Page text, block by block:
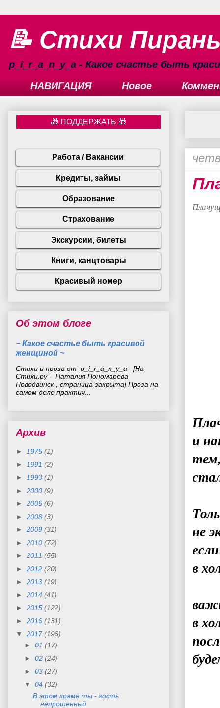
📝 Стихи
p_i_r_a_n_y_a - Какое счастье быть
НАВИГАЦИЯ
Новое
и
не
в
в
Об этом блоге
~ Какое счастье быть красивой
женщиной ~
Стихи и проза от p_i_r_a_n_y_a [На
Стихи.ру - Наталия Пономарева
Новодвинск , страница закрыта] Проза на
самом деле практич...
Архив
► 1975 (1)
►
1991 (2)
►
1993 (1)
► 2000 (9)
► 2005 (6)
► 2008 (3)
► 2009 (31)
► 2010 (72)
► 2011 (55)
► 2012 (20)
► 2013 (19)
► 2014 (41)
► 2015 (122)
► 2016 (131)
▼ 2017 (196)
► 01 (17)
► 02 (24)
► 03 (27)
▼ 04 (32)
В этом храме ты - гость
непрошенный